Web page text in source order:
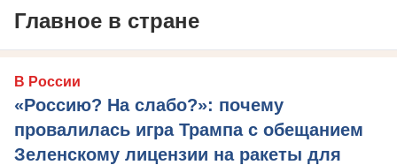
Главное в стране
В России
«Россию? На слабо?»: почему
провалилась игра Трампа с обещанием
Зеленскому лицензии на ракеты для